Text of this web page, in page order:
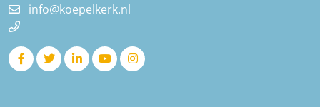
info@koepelkerk.nl